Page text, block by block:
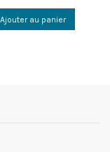
Ajouter au panier